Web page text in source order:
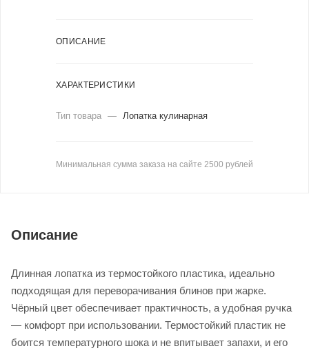
ОПИСАНИЕ
ХАРАКТЕРИСТИКИ
Тип товара — Лопатка кулинарная
Минимальная сумма заказа на сайте 2500 рублей
Описание
Длинная лопатка из термостойкого пластика, идеально
подходящая для переворачивания блинов при жарке.
Чёрный цвет обеспечивает практичность, а удобная ручка
— комфорт при использовании. Термостойкий пластик не
боится температурного шока и не впитывает запахи, и его